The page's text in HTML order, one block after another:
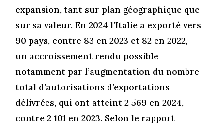
expansion, tant sur plan géographique que
sur sa valeur. En 2024 l’Italie a exporté vers
90 pays, contre 83 en 2023 et 82 en 2022,
un accroissement rendu possible
notamment par l’augmentation du nombre
total d’autorisations d’exportations
délivrées, qui ont atteint 2 569 en 2024,
contre 2 101 en 2023. Selon le rapport